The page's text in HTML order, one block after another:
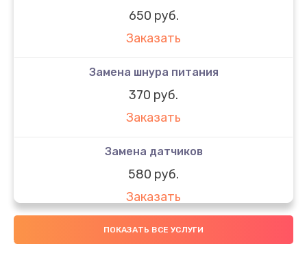
650 руб.
Заказать
Замена шнура питания
370 руб.
Заказать
Замена датчиков
580 руб.
Заказать
Комплексная чистка
ПОКАЗАТЬ ВСЕ УСЛУГИ